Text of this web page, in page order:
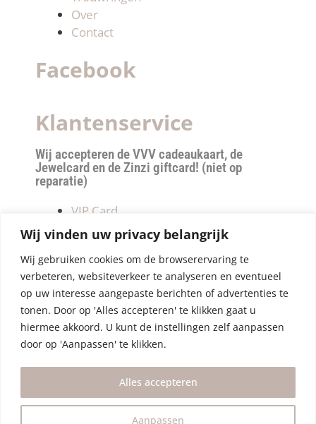
Wij vinden uw privacy belangrijk
Wij gebruiken cookies om de browserervaring te
verbeteren, websiteverkeer te analyseren en eventueel
op uw interesse aangepaste berichten of advertenties te
tonen. Door op 'Alles accepteren' te klikken gaat u
hiermee akkoord. U kunt de instellingen zelf aanpassen
door op 'Aanpassen' te klikken.
Aanpassen
Alles accepteren
Over
Contact
Facebook
Klantenservice
Wij accepteren de VVV cadeaukaart, de
Jewelcard en de Zinzi giftcard! (niet op
reparatie)
VIP Card
Retourneren
Betalen & verzendkosten
Privacy Policy
Algemene Voorwaarden